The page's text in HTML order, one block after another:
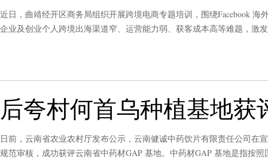
近日，曲靖经开区商务局组织开展跨境电商专题培训，围绕Facebook
企业及创业个人跨境出海渠道窄、运营能力弱、获客成本高等难题，激
后夸村何首乌种植基地
日前，云南省农业农村厅发布公示，云南健诚中药饮片有限责任公司
规范审核，成功获评云南省中药材GAP 基地。中药材GAP 基地是指按